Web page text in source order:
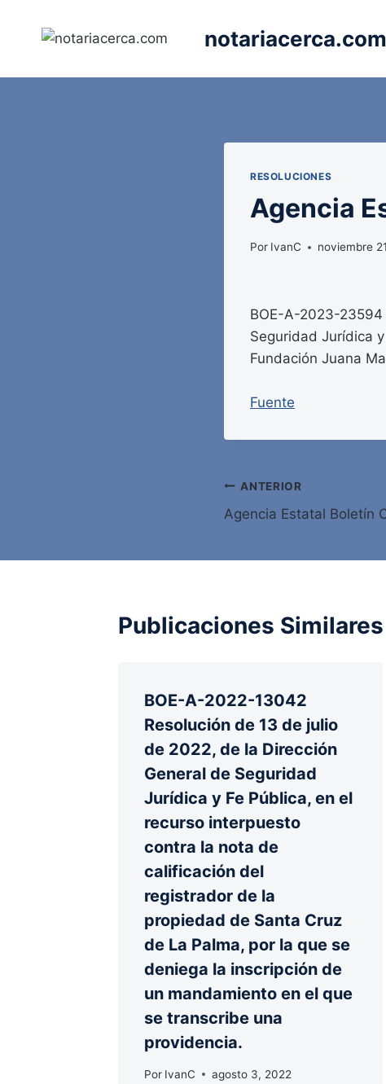
notariacerca.com
RESOLUCIONES
Agencia
Por IvanC noviembre
BOE-A-2023-
Seguridad Jurídica
Fundación Juana
Fuente
Navegación
de
entradas
ANTERIOR
Agencia Estatal Boletín
Publicaciones Similares
BOE-A-2022-13042
Resolución de 13 de julio
de 2022, de la Dirección
General de Seguridad
Jurídica y Fe Pública, en el
recurso interpuesto
contra la nota de
calificación del
registrador de la
propiedad de Santa Cruz
de La Palma, por la que se
deniega la inscripción de
un mandamiento en el que
se transcribe una
providencia.
Por IvanC agosto 3, 2022